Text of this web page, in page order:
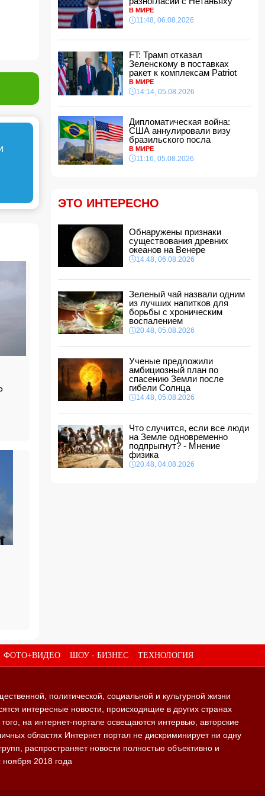
Азербайджана в Азовском и Чёрном морях
12:40, 06.08.2026
направляющимся на пляжи в ветреную
погоду
12:34, 06.08.2026
В Баку в офисе обнаружено тело маклера
12:28, 06.08.2026
Adidas извинился за обилие розовых бутс на
ЧМ-2026, назвав это совпадением
12:12, 06.08.2026
Стали известны подробности массовой драки
в Гяндже- ФОТО
12:00, 06.08.2026
смертельное ДТП: есть погибший и
пострадавший
11:40, 06.08.2026
Кем был погибший при падении в шахту
лифта в торговом центре Баку?
11:34, 06.08.2026
Чагатай Улусой оказался в центре внимания
из-за лишнего веса - ФОТО
11:32, 06.08.2026
Лига конференций УЕФА: "Карабах" сыграет
До 15 августа на Северном Кипре ввели
запрет на работу под открытым небом
11:28, 06.08.2026
Три детских сада МВД переданы Управлению
образования города Баку
Дуа Липа возглавит старейший литературный
фестиваль Великобритании
11:22, 06.08.2026
В МИРЕ
11:48, 06.08.2026
FT: Трамп отказал
Зеленскому в поставках
ракет к комплексам Patriot
В МИРЕ
14:14, 05.08.2026
Дипломатическая война:
США аннулировали визу
бразильского посла
В МИРЕ
11:16, 05.08.2026
ЭТО ИНТЕРЕСНО
Обнаружены признаки
существования древних
океанов на Венере
14:48, 06.08.2026
Зеленый чай назвали одним
из лучших напитков для
борьбы с хроническим
воспалением
20:48, 05.08.2026
Ученые предложили
амбициозный план по
спасению Земли после
гибели Солнца
14:48, 05.08.2026
Что случится, если все люди
на Земле одновременно
подпрыгнут? - Мнение
физика
20:48, 04.08.2026
ФОТО+ВИДЕО ШОУ - БИЗНЕС ТЕХНОЛОГИЯ
политической, социальной и культурной жизни
интересные новости, происходящие в других странах
на интернет-портале освещаются интервью, авторские
областях Интернет портал не дискриминирует ни одну
распространяет новости полностью объективно и
ноября 2018 года